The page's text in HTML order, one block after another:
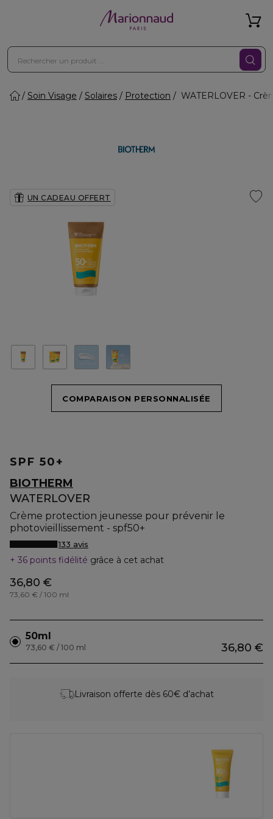
Soin Visage Solaires Protection WATERLOVER -
UN CADEAU OFFERT
COMPARAISON PERSONNALISÉE
SPF 50+
BIOTHERM
WATERLOVER
Crème protection jeunesse pour prévenir le
photovieillissement - spf50+
133 avis
36 points fidélité grâce à cet achat
36,80 €
73,60 € / 100 ml
50ml
36,80 €
73,60 € / 100 ml
Livraison offerte dès 60€ d’achat